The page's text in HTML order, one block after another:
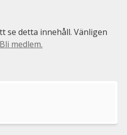
se detta innehåll. Vänligen
Bli medlem.